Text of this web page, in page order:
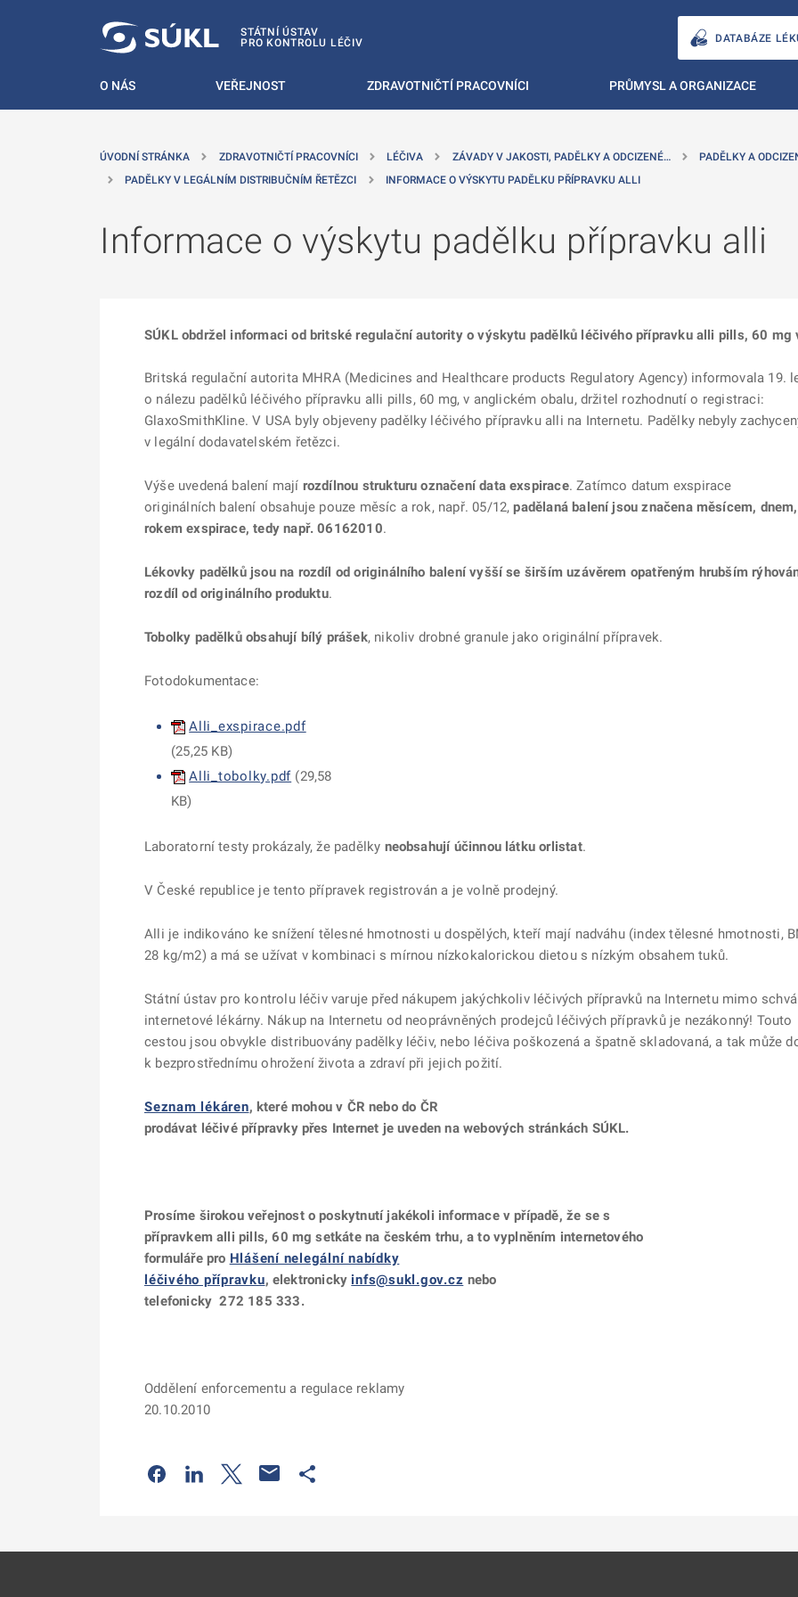
STÁTNÍ ÚSTAV
PRO KONTROLU LÉČIV
DATABÁZE
O NÁS VEŘEJNOST ZDRAVOTNIČTÍ PRACOVNÍCI PRŮMYSL A ORGANIZACE
ÚVODNÍ STRÁNKA ZDRAVOTNIČTÍ PRACOVNÍCI LÉČIVA ZÁVADY V JAKOSTI, PADĚLKY A ODCIZENÉ…
PADĚLKY A
PADĚLKY V LEGÁLNÍM DISTRIBUČNÍM ŘETĚZCI
INFORMACE O VÝSKYTU PADĚLKU PŘÍPRAVKU ALLI
Informace o výskytu padělku přípravku alli
SÚKL obdržel informaci od britské regulační autority o výskytu padělků léčivého přípravku alli pills, 60 mg
Britská regulační autorita MHRA (Medicines and Healthcare products Regulatory Agency) informovala 19.
o nálezu padělků léčivého přípravku alli pills, 60 mg, v anglickém obalu, držitel rozhodnutí o registraci:
GlaxoSmithKline. V USA byly objeveny padělky léčivého přípravku alli na Internetu. Padělky nebyly
v legální dodavatelském řetězci.
Výše uvedená balení mají rozdílnou strukturu označení data exspirace. Zatímco datum exspirace
originálních balení obsahuje pouze měsíc a rok, např. 05/12,padělaná balení jsou značena měsícem,
rokem exspirace, tedy např. 06162010.
Lékovky padělků jsou na rozdíl od originálního balení vyšší se širším uzávěrem opatřeným hrubším
rozdíl od originálního produktu.
Tobolky padělků obsahují bílý prášek, nikoliv drobné granule jako originální přípravek.
Fotodokumentace:
Alli_exspirace.pdf
(25,25 KB)
Alli_tobolky.pdf (29,58
KB)
Laboratorní testy prokázaly, že padělky neobsahují účinnou látku orlistat.
V České republice je tento přípravek registrován a je volně prodejný.
Alli je indikováno ke snížení tělesné hmotnosti u dospělých, kteří mají nadváhu (index tělesné hmotnosti,
28 kg/m2) a má se užívat v kombinaci s mírnou nízkokalorickou dietou s nízkým obsahem tuků.
Státní ústav pro kontrolu léčiv varuje před nákupem jakýchkoliv léčivých přípravků na Internetu mimo
internetové lékárny. Nákup na Internetu od neoprávněných prodejců léčivých přípravků je nezákonný! Touto
cestou jsou obvykle distribuovány padělky léčiv, nebo léčiva poškozená a špatně skladovaná, a tak může
k bezprostřednímu ohrožení života a zdraví při jejich požití.
Seznam lékáren, které mohou v ČR nebo do ČR
prodávat léčivé přípravky přes Internet je uveden na webových stránkách SÚKL.
Prosíme širokou veřejnost o poskytnutí jakékoli informace v případě, že se s
přípravkem alli pills, 60 mg setkáte na českém trhu, a to vyplněním internetového
formuláře pro Hlášení nelegální nabídky
léčivého přípravku, elektronicky infs@sukl.gov.cz nebo
telefonicky 272 185 333.
Oddělení enforcementu a regulace reklamy
20.10.2010
Odkaz se otevře na nové kartě
Odkaz se otevře na nové kartě
Odkaz se otevře na nové kartě